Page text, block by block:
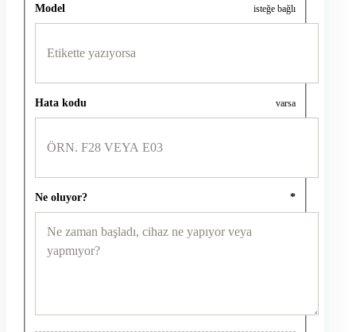
Model isteğe bağlı
Hata kodu varsa
Ne oluyor? *